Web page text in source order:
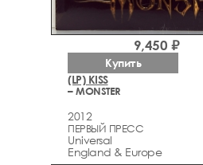
(LP) KISS
– MONSTER
2012
ПЕРВЫЙ ПРЕСС
Universal
England & Europe
9,450 ₽
Купить